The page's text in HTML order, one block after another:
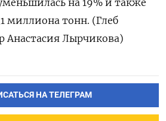
‌на 19% и также
миллиона тонн. (Глеб
Анастасия Лырчикова)
НА ТЕЛЕГРАМ